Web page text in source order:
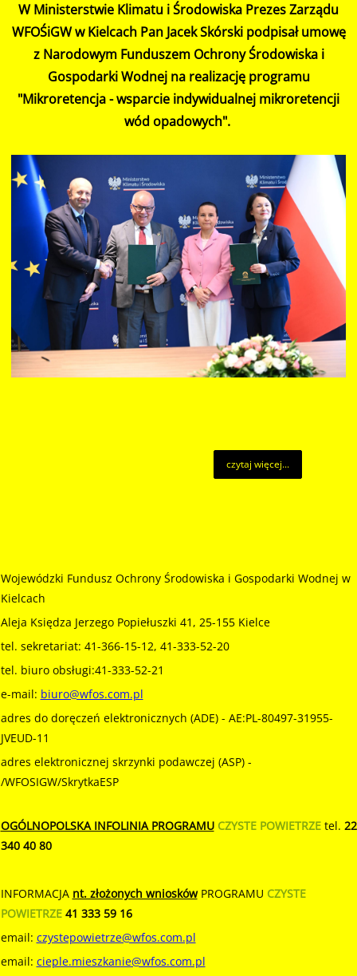
W Ministerstwie Klimatu i Środowiska Prezes Zarządu
WFOŚiGW w Kielcach Pan Jacek Skórski podpisał umowę
z Narodowym Funduszem Ochrony Środowiska i
Gospodarki Wodnej na realizację programu
"Mikroretencja - wsparcie indywidualnej mikroretencji
wód opadowych".
czytaj więcej...
Wojewódzki Fundusz Ochrony Środowiska i Gospodarki Wodnej w
Kielcach
Aleja Księdza Jerzego Popiełuszki 41, 25-155 Kielce
tel. sekretariat: 41-366-15-12, 41-333-52-20
tel. biuro obsługi:41-333-52-21
e-mail: biuro@wfos.com.pl
adres do doręczeń elektronicznych (ADE) - AE:PL-80497-31955-
JVEUD-11
adres elektronicznej skrzynki podawczej (ASP) -
/WFOSIGW/SkrytkaESP
OGÓLNOPOLSKA INFOLINIA PROGRAMUCZYSTE POWIETRZEtel. 22
340 40 80
INFORMACJA nt. złożonych wnioskówPROGRAMU CZYSTE
POWIETRZE41 333 59 16
email: czystepowietrze@wfos.com.pl
email: cieple.mieszkanie@wfos.com.pl